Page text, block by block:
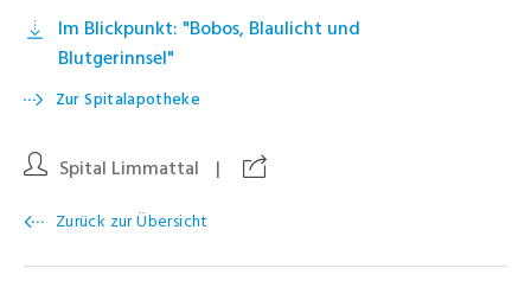
Im Blickpunkt: "Bobos, Blaulicht und
Blutgerinnsel"
Zur Spitalapotheke
Spital Limmattal |
Zurück zur Übersicht